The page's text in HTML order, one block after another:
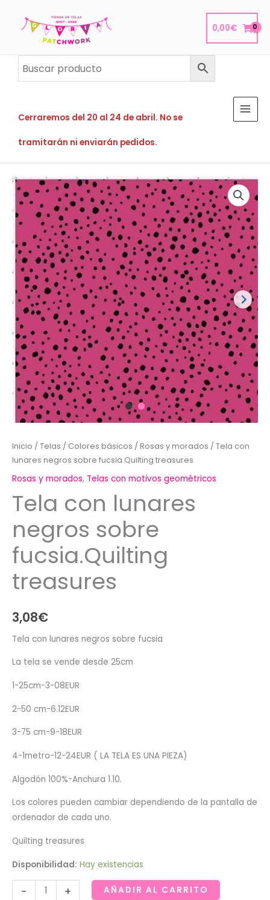
0,00€
Cerraremos del 20 al 24 de abril. No se
tramitarán ni enviarán pedidos.
Inicio / Telas / Colores básicos / Rosas y morados / Tela con
lunares negros sobre fucsia.Quilting treasures
Rosas y morados, Telas con motivos geométricos
Tela con lunares
negros sobre
fucsia.Quilting
treasures
3,08€
Tela con lunares negros sobre fucsia
La tela se vende desde 25cm
1-25cm-3-08EUR
2-50 cm-6.12EUR
3-75 cm-9-18EUR
4-1metro-12-24EUR ( LA TELA ES UNA PIEZA)
Algodón 100%-Anchura 1.10.
Los colores pueden cambiar dependiendo de la pantalla de
ordenador de cada uno.
Quilting treasures
Disponibilidad: Hay existencias
- + AÑADIR AL CARRITO